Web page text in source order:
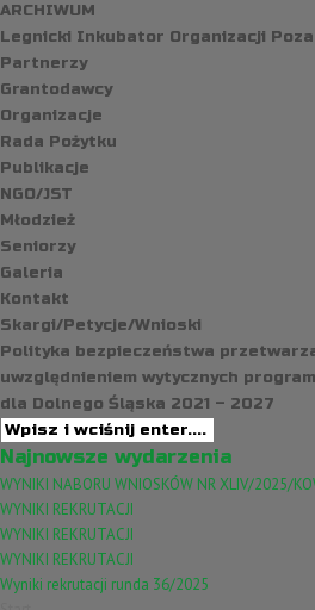
ARCHIWUM
Legnicki Inkubator Organizacji
Partnerzy
Grantodawcy
Organizacje
Rada Pożytku
Publikacje
NGO/JST
Młodzież
Seniorzy
Galeria
Kontakt
Skargi/Petycje/Wnioski
Polityka bezpieczeństwa
uwzględnieniem wytycznych
dla Dolnego Śląska 2021 – 2027
Najnowsze wydarzenia
WYNIKI NABORU WNIOSKÓW NR XLIV/2025/
WYNIKI REKRUTACJI
WYNIKI REKRUTACJI
WYNIKI REKRUTACJI
Wyniki rekrutacji runda 36/2025